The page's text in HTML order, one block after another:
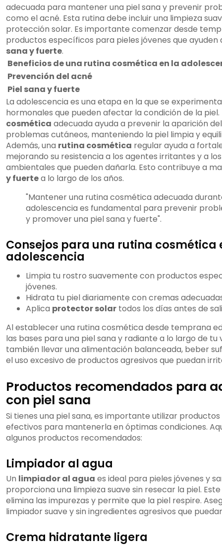
adecuada para mantener una piel sana y prevenir
como el acné. Esta rutina debe incluir una limpieza
protección solar. Es importante comenzar desde
productos específicos para pieles jóvenes que
sana y fuerte.
Beneficios de una rutina cosmética en la
Prevención del acné
Piel sana y fuerte
La adolescencia es una etapa en la que se
hormonales que pueden afectar la condición de la
cosmética adecuada ayuda a prevenir la aparición
problemas cutáneos, manteniendo la piel limpia y
Además, una rutina cosmética regular ayuda a
mejorando su resistencia a los agentes irritantes y a
ambientales que pueden dañarla. Esto contribuye a
y fuertea lo largo de los años.
"Mantener una rutina cosmética adecuada
adolescencia es fundamental para prevenir
y promover una piel sana y fuerte".
Consejos para una rutina cosmética
adolescencia
Limpia tu rostro suavemente con productos
jóvenes.
Hidrata tu piel diariamente con cremas
Aplica protector solar todos los días antes de
Al establecer una rutina cosmética desde temprana
las bases para una piel sana y radiante a lo largo de tu
también llevar una alimentación balanceada, beber
el uso excesivo de productos agresivos que puedan
Productos recomendados para
con piel sana
Si tienes una piel sana, es importante utilizar
efectivos para mantenerla en óptimas condiciones.
algunos productos recomendados:
Limpiador al agua
Un limpiador al agua es ideal para pieles jóvenes y
proporciona una limpieza suave sin resecar la piel.
elimina las impurezas y permite que la piel respire.
limpiador suave y sin ingredientes agresivos que
Crema hidratante ligera